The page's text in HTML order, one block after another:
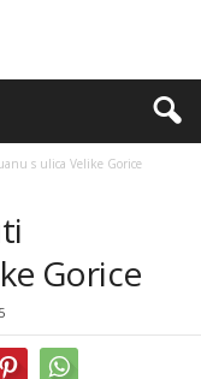
s ulica Velike Gorice
Gorice